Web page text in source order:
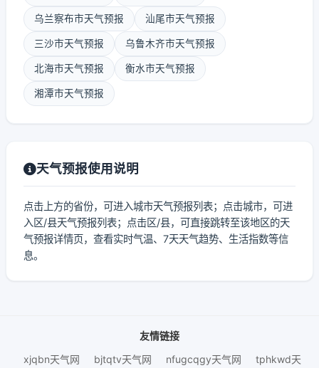
乌兰察布市天气预报 汕尾市天气预报
三沙市天气预报 乌鲁木齐市天气预报
北海市天气预报 衡水市天气预报
湘潭市天气预报
天气预报使用说明
点击上方的省份，可进入城市天气预报列表；点击城市，可进
入区/县天气预报列表；点击区/县，可直接跳转至该地区的天
气预报详情页，查看实时气温、7天天气趋势、生活指数等信
息。
友情链接
xjqbn天气网
bjtqtv天气网 nfugcqgy天气网 tphkwd天